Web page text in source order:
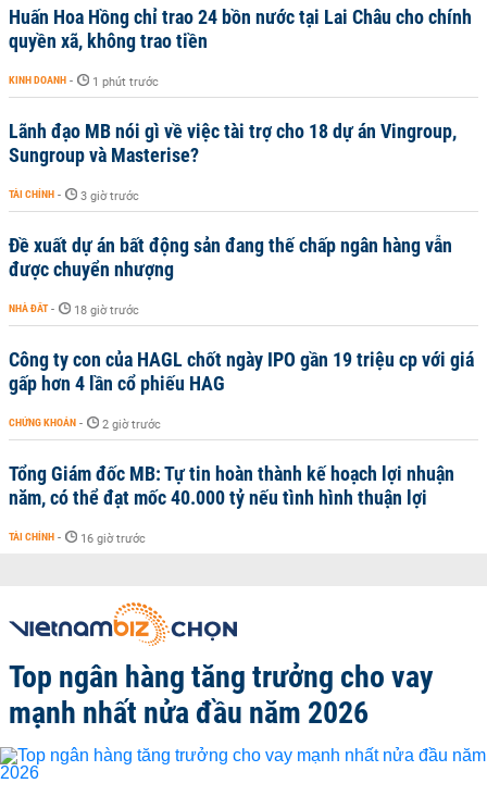
Huấn Hoa Hồng chỉ trao 24 bồn nước tại Lai Châu cho chính
quyền xã, không trao tiền
KINH DOANH - 1 phút trước
Lãnh đạo MB nói gì về việc tài trợ cho 18 dự án Vingroup,
Sungroup và Masterise?
TÀI CHÍNH - 3 giờ trước
Đề xuất dự án bất động sản đang thế chấp ngân hàng vẫn
được chuyển nhượng
NHÀ ĐẤT - 18 giờ trước
Công ty con của HAGL chốt ngày IPO gần 19 triệu cp với giá
gấp hơn 4 lần cổ phiếu HAG
CHỨNG KHOÁN - 2 giờ trước
Tổng Giám đốc MB: Tự tin hoàn thành kế hoạch lợi nhuận
năm, có thể đạt mốc 40.000 tỷ nếu tình hình thuận lợi
TÀI CHÍNH - 16 giờ trước
Top ngân hàng tăng trưởng cho vay
mạnh nhất nửa đầu năm 2026